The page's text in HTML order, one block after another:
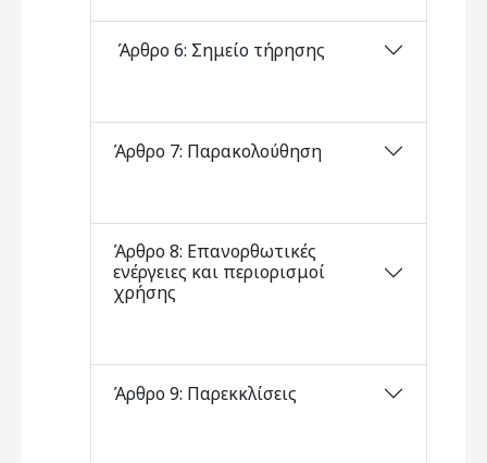
Άρθρο 6: Σημείο τήρησης
Άρθρο 7: Παρακολούθηση
Άρθρο 8: Επανορθωτικές
ενέργειες και περιορισμοί
χρήσης
Άρθρο 9: Παρεκκλίσεις